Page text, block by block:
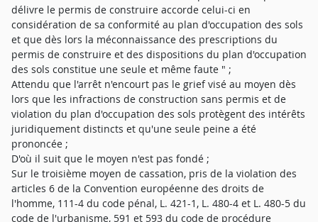
délivre le permis de construire accorde celui-ci en
considération de sa conformité au plan d'occupation des sols
et que dès lors la méconnaissance des prescriptions du
permis de construire et des dispositions du plan d'occupation
des sols constitue une seule et même faute " ;
Attendu que l'arrêt n'encourt pas le grief visé au moyen dès
lors que les infractions de construction sans permis et de
violation du plan d'occupation des sols protègent des intérêts
juridiquement distincts et qu'une seule peine a été
prononcée ;
D'où il suit que le moyen n'est pas fondé ;
Sur le troisième moyen de cassation, pris de la violation des
articles 6 de la Convention européenne des droits de
l'homme, 111-4 du code pénal, L. 421-1, L. 480-4 et L. 480-5 du
code de l'urbanisme, 591 et 593 du code de procédure